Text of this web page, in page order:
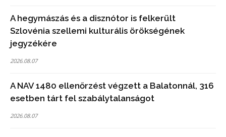
A hegymászás és a disznótor is felkerült
Szlovénia szellemi kulturális örökségének
jegyzékére
2026.08.07
A NAV 1480 ellenőrzést végzett a Balatonnál, 316
esetben tárt fel szabálytalanságot
2026.08.07